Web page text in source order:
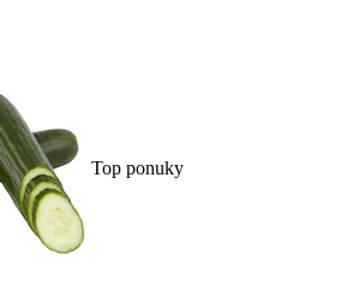
Top ponuky